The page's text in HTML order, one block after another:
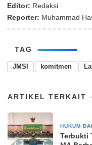
Editor: Redaksi
Reporter: Muhammad
TAG
JMSI komitmen
ARTIKEL TERKAIT
HUKUM
Terbukti